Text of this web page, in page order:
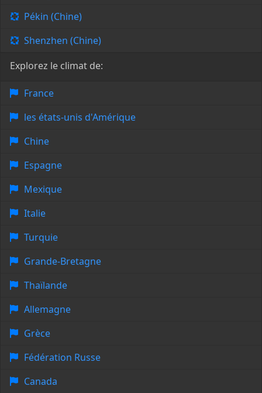
Pékin (Chine)
Shenzhen (Chine)
Explorez le climat de:
France
les états-unis d'Amérique
Chine
Espagne
Mexique
Italie
Turquie
Grande-Bretagne
Thaïlande
Allemagne
Grèce
Fédération Russe
Canada